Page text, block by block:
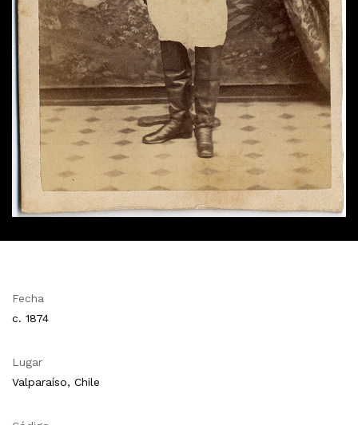
Fecha
c. 1874
Lugar
Valparaíso, Chile